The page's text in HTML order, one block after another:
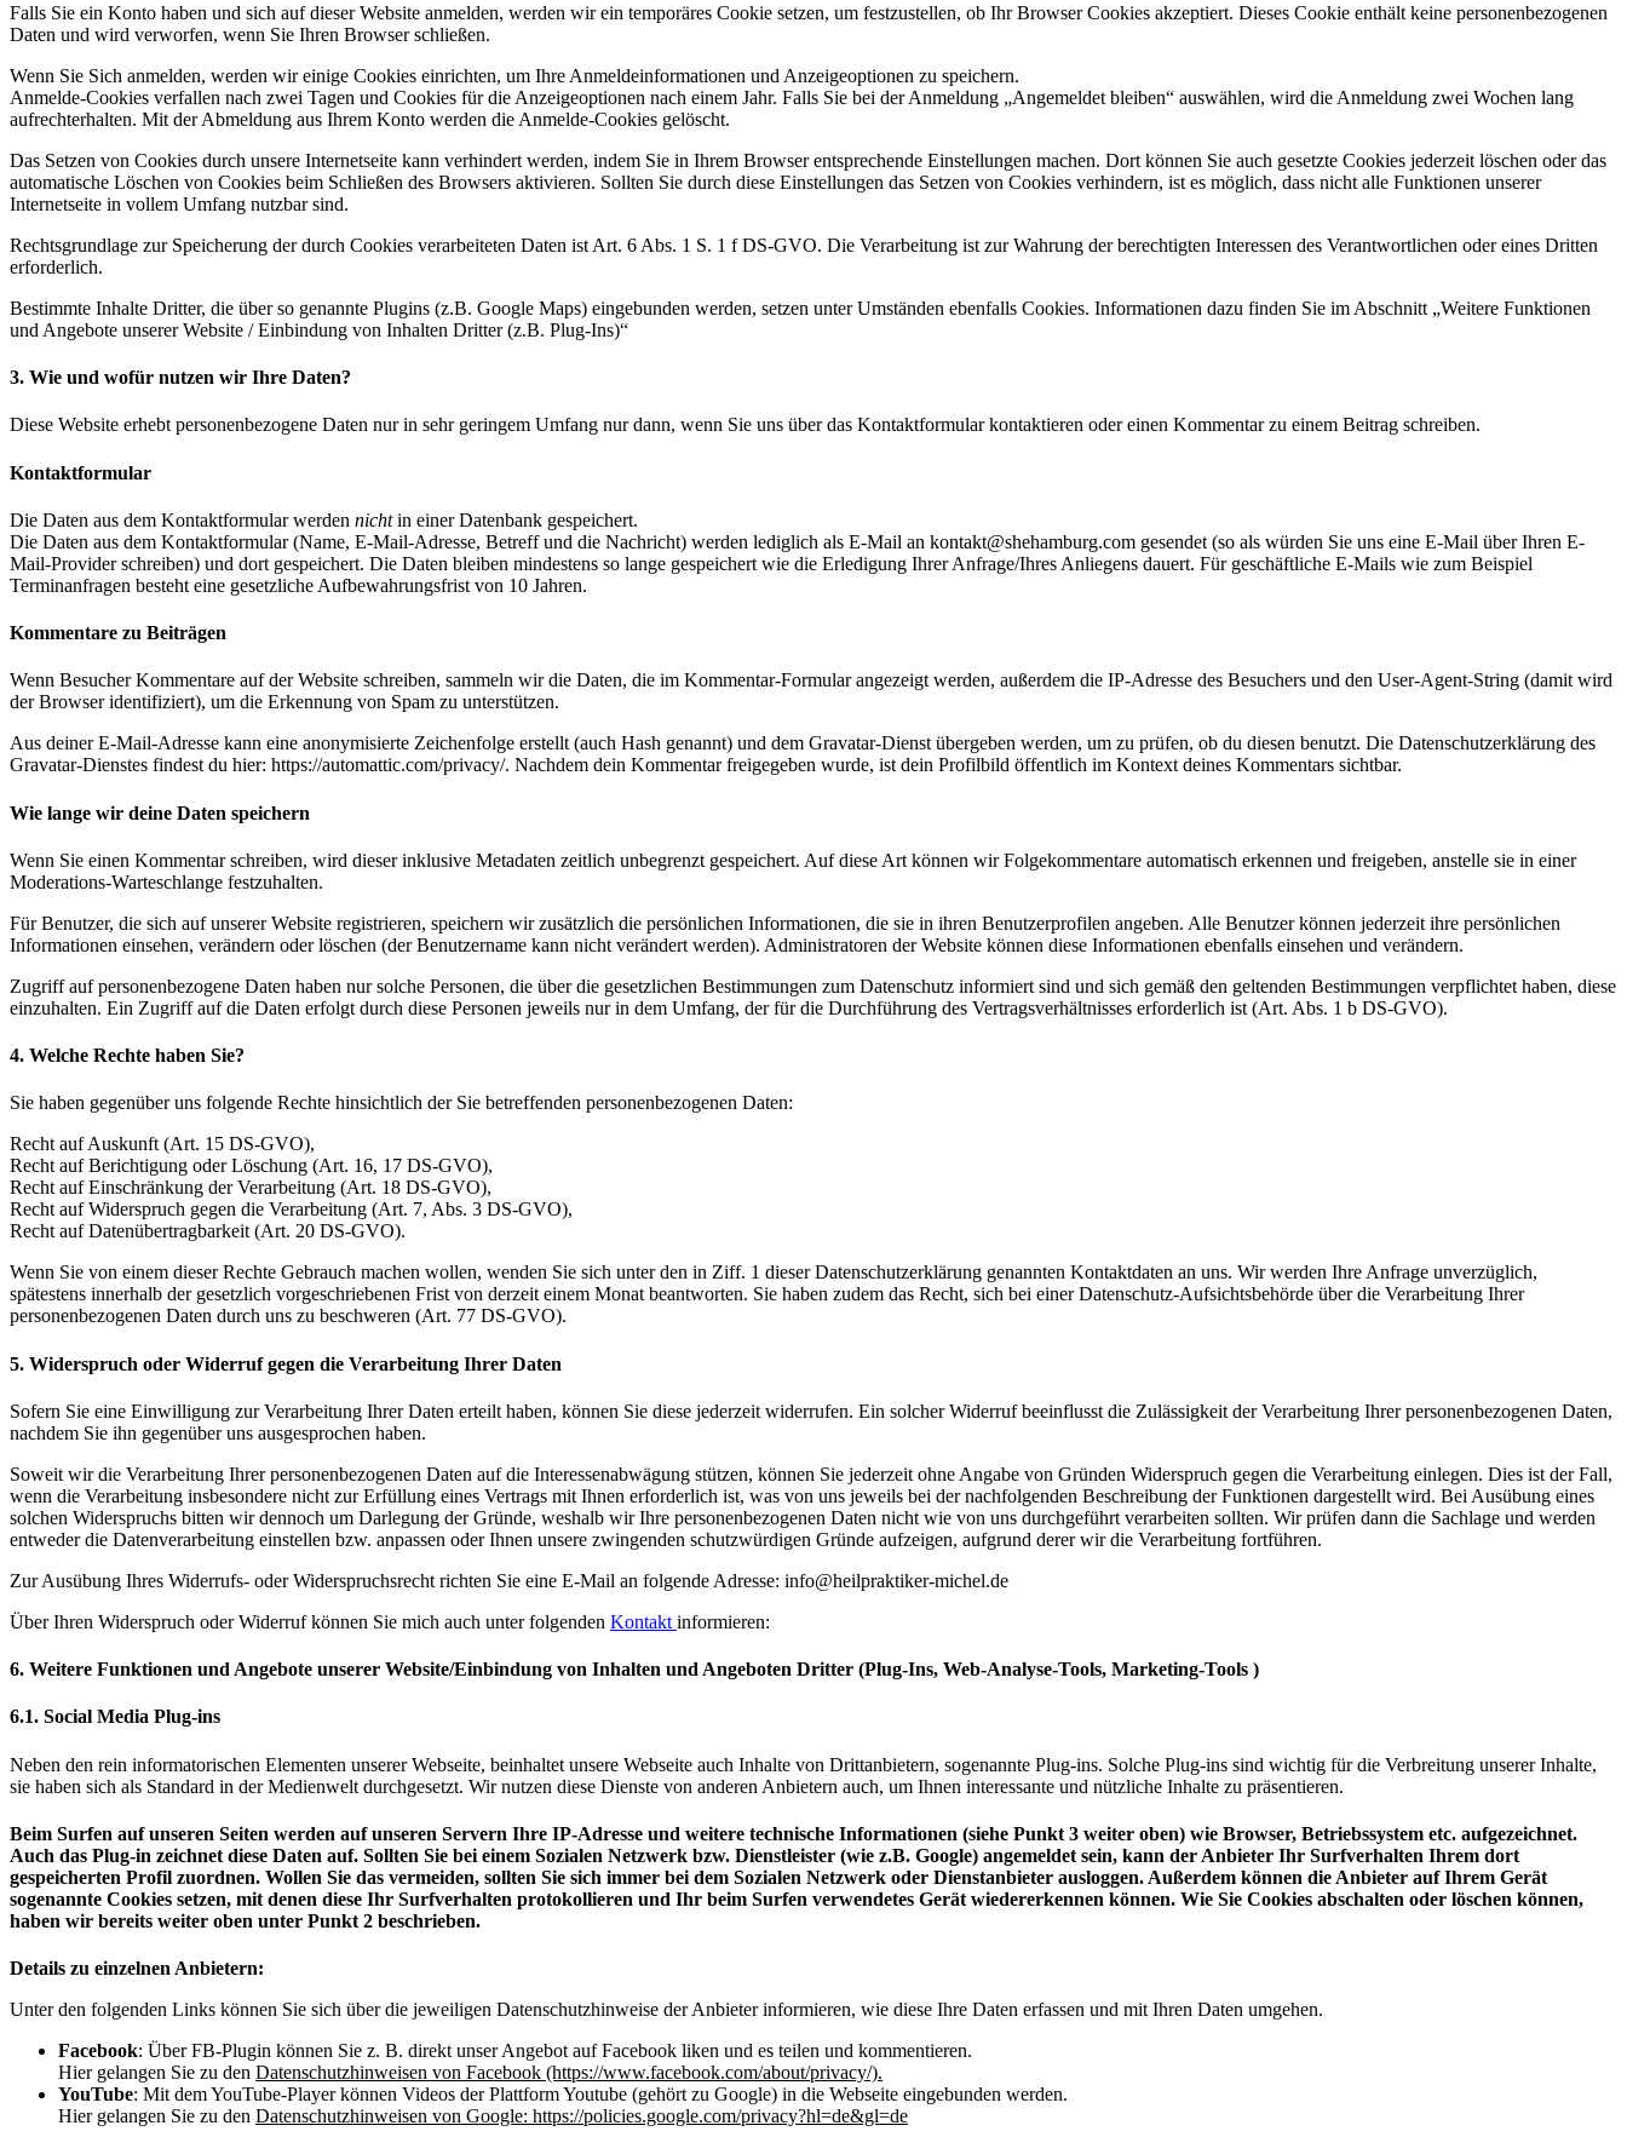
Falls Sie ein Konto haben und sich auf dieser Website anmelden, werden wir ein temporäres Cookie setzen, um festzustellen, ob Ihr Browser Cookies akzeptiert. Dieses Cookie enthält keine personenbezogenen
Daten und wird verworfen, wenn Sie Ihren Browser schließen.
Wenn Sie Sich anmelden, werden wir einige Cookies einrichten, um Ihre Anmeldeinformationen und Anzeigeoptionen zu speichern.
Anmelde-Cookies verfallen nach zwei Tagen und Cookies für die Anzeigeoptionen nach einem Jahr. Falls Sie bei der Anmeldung „Angemeldet bleiben“ auswählen, wird die Anmeldung zwei Wochen lang
aufrechterhalten. Mit der Abmeldung aus Ihrem Konto werden die Anmelde-Cookies gelöscht.
Das Setzen von Cookies durch unsere Internetseite kann verhindert werden, indem Sie in Ihrem Browser entsprechende Einstellungen machen. Dort können Sie auch gesetzte Cookies jederzeit löschen oder das
automatische Löschen von Cookies beim Schließen des Browsers aktivieren. Sollten Sie durch diese Einstellungen das Setzen von Cookies verhindern, ist es möglich, dass nicht alle Funktionen unserer
Internetseite in vollem Umfang nutzbar sind.
Rechtsgrundlage zur Speicherung der durch Cookies verarbeiteten Daten ist Art. 6 Abs. 1 S. 1 f DS-GVO. Die Verarbeitung ist zur Wahrung der berechtigten Interessen des Verantwortlichen oder eines Dritten
erforderlich.
Bestimmte Inhalte Dritter, die über so genannte Plugins (z.B. Google Maps) eingebunden werden, setzen unter Umständen ebenfalls Cookies. Informationen dazu finden Sie im Abschnitt „Weitere Funktionen
und Angebote unserer Website / Einbindung von Inhalten Dritter (z.B. Plug-Ins)“
3. Wie und wofür nutzen wir Ihre Daten?
Diese Website erhebt personenbezogene Daten nur in sehr geringem Umfang nur dann, wenn Sie uns über das Kontaktformular kontaktieren oder einen Kommentar zu einem Beitrag schreiben.
Kontaktformular
Die Daten aus dem Kontaktformular werden nichtin einer Datenbank gespeichert.
Die Daten aus dem Kontaktformular (Name, E-Mail-Adresse, Betreff und die Nachricht) werden lediglich als E-Mail an kontakt@shehamburg.com gesendet (so als würden Sie uns eine E-Mail über Ihren E-
Mail-Provider schreiben) und dort gespeichert. Die Daten bleiben mindestens so lange gespeichert wie die Erledigung Ihrer Anfrage/Ihres Anliegens dauert. Für geschäftliche E-Mails wie zum Beispiel
Terminanfragen besteht eine gesetzliche Aufbewahrungsfrist von 10 Jahren.
Kommentare zu Beiträgen
Wenn Besucher Kommentare auf der Website schreiben, sammeln wir die Daten, die im Kommentar-Formular angezeigt werden, außerdem die IP-Adresse des Besuchers und den User-Agent-String (damit wird
der Browser identifiziert), um die Erkennung von Spam zu unterstützen.
Aus deiner E-Mail-Adresse kann eine anonymisierte Zeichenfolge erstellt (auch Hash genannt) und dem Gravatar-Dienst übergeben werden, um zu prüfen, ob du diesen benutzt. Die Datenschutzerklärung des
Gravatar-Dienstes findest du hier: https://automattic.com/privacy/. Nachdem dein Kommentar freigegeben wurde, ist dein Profilbild öffentlich im Kontext deines Kommentars sichtbar.
Wie lange wir deine Daten speichern
Wenn Sie einen Kommentar schreiben, wird dieser inklusive Metadaten zeitlich unbegrenzt gespeichert. Auf diese Art können wir Folgekommentare automatisch erkennen und freigeben, anstelle sie in einer
Moderations-Warteschlange festzuhalten.
Für Benutzer, die sich auf unserer Website registrieren, speichern wir zusätzlich die persönlichen Informationen, die sie in ihren Benutzerprofilen angeben. Alle Benutzer können jederzeit ihre persönlichen
Informationen einsehen, verändern oder löschen (der Benutzername kann nicht verändert werden). Administratoren der Website können diese Informationen ebenfalls einsehen und verändern.
Zugriff auf personenbezogene Daten haben nur solche Personen, die über die gesetzlichen Bestimmungen zum Datenschutz informiert sind und sich gemäß den geltenden Bestimmungen verpflichtet haben, diese
einzuhalten. Ein Zugriff auf die Daten erfolgt durch diese Personen jeweils nur in dem Umfang, der für die Durchführung des Vertragsverhältnisses erforderlich ist (Art. Abs. 1 b DS-GVO).
4. Welche Rechte haben Sie?
Sie haben gegenüber uns folgende Rechte hinsichtlich der Sie betreffenden personenbezogenen Daten:
Recht auf Auskunft (Art. 15 DS-GVO),
Recht auf Berichtigung oder Löschung (Art. 16, 17 DS-GVO),
Recht auf Einschränkung der Verarbeitung (Art. 18 DS-GVO),
Recht auf Widerspruch gegen die Verarbeitung (Art. 7, Abs. 3 DS-GVO),
Recht auf Datenübertragbarkeit (Art. 20 DS-GVO).
Wenn Sie von einem dieser Rechte Gebrauch machen wollen, wenden Sie sich unter den in Ziff. 1 dieser Datenschutzerklärung genannten Kontaktdaten an uns. Wir werden Ihre Anfrage unverzüglich,
spätestens innerhalb der gesetzlich vorgeschriebenen Frist von derzeit einem Monat beantworten. Sie haben zudem das Recht, sich bei einer Datenschutz-Aufsichtsbehörde über die Verarbeitung Ihrer
personenbezogenen Daten durch uns zu beschweren (Art. 77 DS-GVO).
5. Widerspruch oder Widerruf gegen die Verarbeitung Ihrer Daten
Sofern Sie eine Einwilligung zur Verarbeitung Ihrer Daten erteilt haben, können Sie diese jederzeit widerrufen. Ein solcher Widerruf beeinflusst die Zulässigkeit der Verarbeitung Ihrer personenbezogenen Daten,
nachdem Sie ihn gegenüber uns ausgesprochen haben.
Soweit wir die Verarbeitung Ihrer personenbezogenen Daten auf die Interessenabwägung stützen, können Sie jederzeit ohne Angabe von Gründen Widerspruch gegen die Verarbeitung einlegen. Dies ist der Fall,
wenn die Verarbeitung insbesondere nicht zur Erfüllung eines Vertrags mit Ihnen erforderlich ist, was von uns jeweils bei der nachfolgenden Beschreibung der Funktionen dargestellt wird. Bei Ausübung eines
solchen Widerspruchs bitten wir dennoch um Darlegung der Gründe, weshalb wir Ihre personenbezogenen Daten nicht wie von uns durchgeführt verarbeiten sollten. Wir prüfen dann die Sachlage und werden
entweder die Datenverarbeitung einstellen bzw. anpassen oder Ihnen unsere zwingenden schutzwürdigen Gründe aufzeigen, aufgrund derer wir die Verarbeitung fortführen.
Zur Ausübung Ihres Widerrufs- oder Widerspruchsrecht richten Sie eine E-Mail an folgende Adresse: info@heilpraktiker-michel.de
Über Ihren Widerspruch oder Widerruf können Sie mich auch unter folgenden Kontakt informieren:
6. Weitere Funktionen und Angebote unserer Website/Einbindung von Inhalten und Angeboten Dritter (Plug-Ins, Web-Analyse-Tools, Marketing-Tools )
6.1. Social Media Plug-ins
Neben den rein informatorischen Elementen unserer Webseite, beinhaltet unsere Webseite auch Inhalte von Drittanbietern, sogenannte Plug-ins. Solche Plug-ins sind wichtig für die Verbreitung unserer Inhalte,
sie haben sich als Standard in der Medienwelt durchgesetzt. Wir nutzen diese Dienste von anderen Anbietern auch, um Ihnen interessante und nützliche Inhalte zu präsentieren.
Beim Surfen auf unseren Seiten werden auf unseren Servern Ihre IP-Adresse und weitere technische Informationen (siehe Punkt 3 weiter oben) wie Browser, Betriebssystem etc. aufgezeichnet.
Auch das Plug-in zeichnet diese Daten auf. Sollten Sie bei einem Sozialen Netzwerk bzw. Dienstleister (wie z.B. Google) angemeldet sein, kann der Anbieter Ihr Surfverhalten Ihrem dort
gespeicherten Profil zuordnen. Wollen Sie das vermeiden, sollten Sie sich immer bei dem Sozialen Netzwerk oder Dienstanbieter ausloggen. Außerdem können die Anbieter auf Ihrem Gerät
sogenannte Cookies setzen, mit denen diese Ihr Surfverhalten protokollieren und Ihr beim Surfen verwendetes Gerät wiedererkennen können. Wie Sie Cookies abschalten oder löschen können,
haben wir bereits weiter oben unter Punkt 2 beschrieben.
Details zu einzelnen Anbietern:
Unter den folgenden Links können Sie sich über die jeweiligen Datenschutzhinweise der Anbieter informieren, wie diese Ihre Daten erfassen und mit Ihren Daten umgehen.
Facebook: Über FB-Plugin können Sie z. B. direkt unser Angebot auf Facebook liken und es teilen und kommentieren.
Hier gelangen Sie zu den Datenschutzhinweisen von Facebook (https://www.facebook.com/about/privacy/).
YouTube: Mit dem YouTube-Player können Videos der Plattform Youtube (gehört zu Google) in die Webseite eingebunden werden.
Hier gelangen Sie zu den Datenschutzhinweisen von Google: https://policies.google.com/privacy?hl=de&gl=de